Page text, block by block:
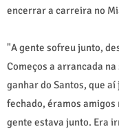
encerrar a carreira no
"A gente sofreu junto,
Começos a arrancada
ganhar do Santos, que
fechado, éramos
gente estava junto. Era